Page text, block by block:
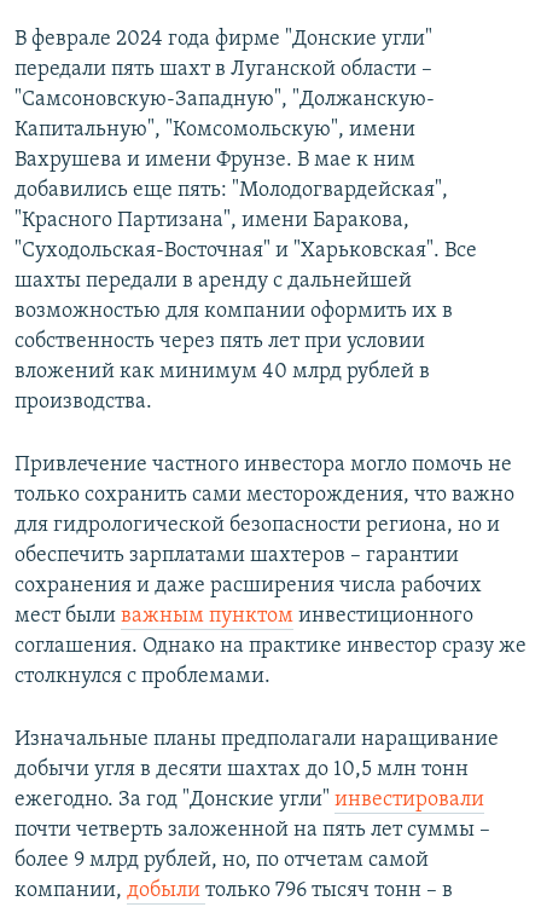
В феврале 2024 года фирме "Донские угли"
передали пять шахт в Луганской области –
"Самсоновскую-Западную", "Должанскую-
Капитальную", "Комсомольскую", имени
Вахрушева и имени Фрунзе. В мае к ним
добавились еще пять: "Молодогвардейская",
"Красного Партизана", имени Баракова,
"Суходольская-Восточная" и "Харьковская". Все
шахты передали в аренду с дальнейшей
возможностью для компании оформить их в
собственность через пять лет при условии
вложений как минимум 40 млрд рублей в
производства.
Привлечение частного инвестора могло помочь не
только сохранить сами месторождения, что важно
для гидрологической безопасности региона, но и
обеспечить зарплатами шахтеров – гарантии
сохранения и даже расширения числа рабочих
мест были важным пунктом инвестиционного
соглашения. Однако на практике инвестор сразу же
столкнулся с проблемами.
Изначальные планы предполагали наращивание
добычи угля в десяти шахтах до 10,5 млн тонн
ежегодно. За год "Донские угли" инвестировали
почти четверть заложенной на пять лет суммы –
более 9 млрд рублей, но, по отчетам самой
компании, добыли только 796 тысяч тонн – в